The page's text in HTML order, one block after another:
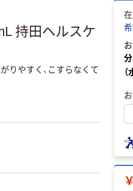
持田ヘルスケ
りやすく、こすらなくて
在
（